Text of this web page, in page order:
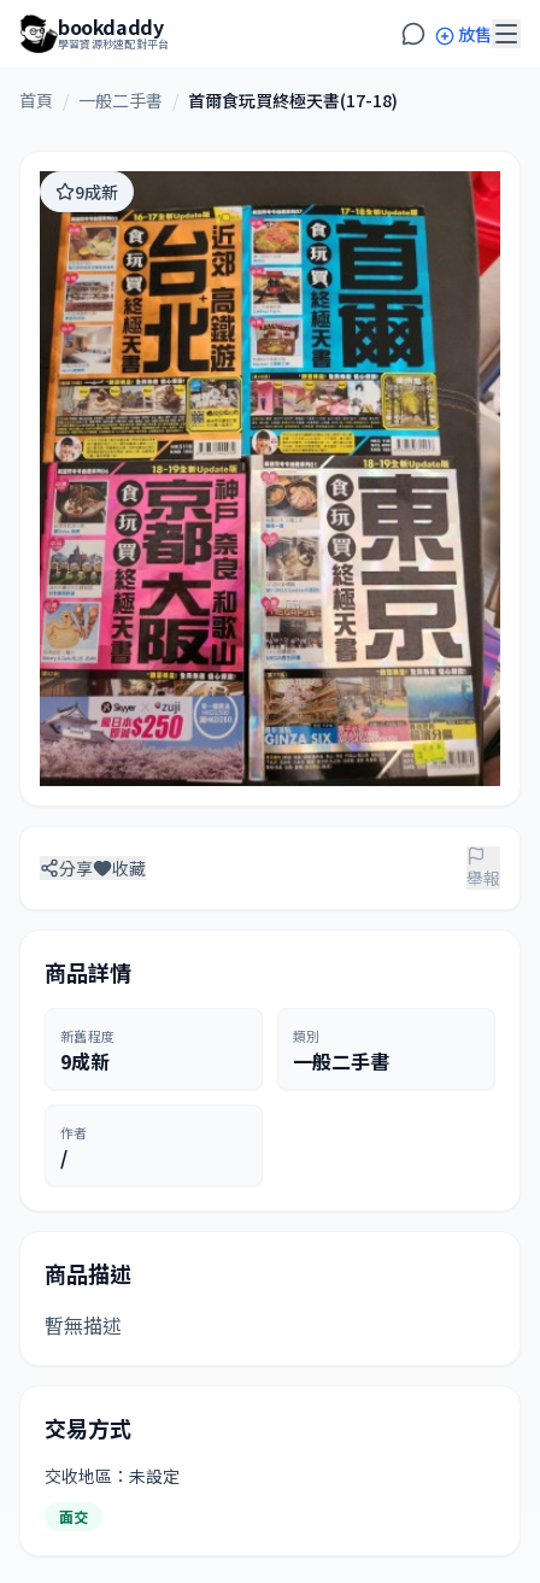
bookdaddy
學習資源秒速配對平台 放售
首頁 / 一般二手書 / 首爾食玩買終極天書(17-18)
9成新
分享 收藏 舉報
商品詳情
新舊程度
9成新
類別
一般二手書
作者
/
商品描述
暫無描述
交易方式
交收地區：未設定
面交